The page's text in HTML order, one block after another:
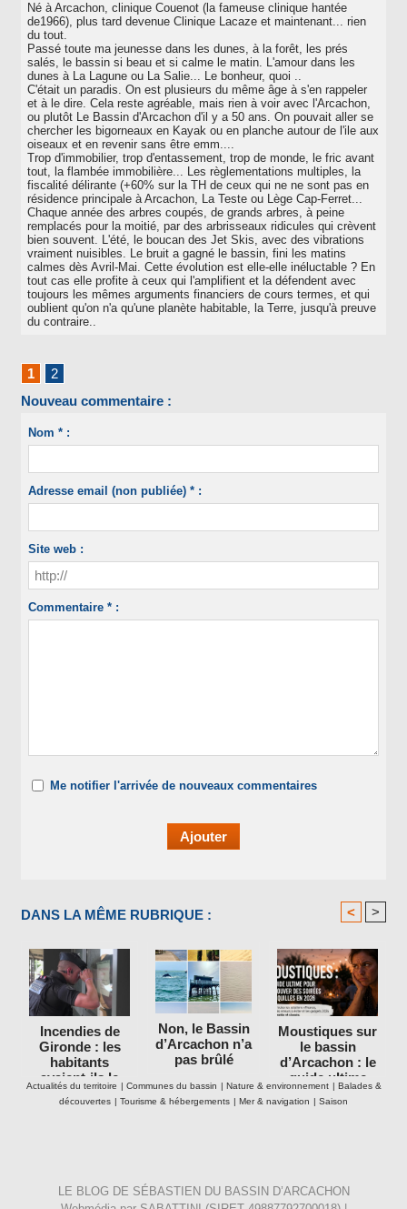
Né à Arcachon, clinique Couenot (la fameuse clinique hantée
de1966), plus tard devenue Clinique Lacaze et maintenant... rien
du tout.
Passé toute ma jeunesse dans les dunes, à la forêt, les prés
salés, le bassin si beau et si calme le matin. L'amour dans les
dunes à La Lagune ou La Salie... Le bonheur, quoi ..
C'était un paradis. On est plusieurs du même âge à s'en rappeler
et à le dire. Cela reste agréable, mais rien à voir avec l'Arcachon,
ou plutôt Le Bassin d'Arcachon d'il y a 50 ans. On pouvait aller se
chercher les bigorneaux en Kayak ou en planche autour de l'ile aux
oiseaux et en revenir sans être emm....
Trop d'immobilier, trop d'entassement, trop de monde, le fric avant
tout, la flambée immobilière... Les règlementations multiples, la
fiscalité délirante (+60% sur la TH de ceux qui ne ne sont pas en
résidence principale à Arcachon, La Teste ou Lège Cap-Ferret...
Chaque année des arbres coupés, de grands arbres, à peine
remplacés pour la moitié, par des arbrisseaux ridicules qui crèvent
bien souvent. L'été, le boucan des Jet Skis, avec des vibrations
vraiment nuisibles. Le bruit a gagné le bassin, fini les matins
calmes dès Avril-Mai. Cette évolution est elle-elle inéluctable ? En
tout cas elle profite à ceux qui l'amplifient et la défendent avec
toujours les mêmes arguments financiers de cours termes, et qui
oublient qu'on n'a qu'une planète habitable, la Terre, jusqu'à preuve
du contraire..
1
2
Nouveau commentaire :
Nom * :
Adresse email (non publiée) * :
Site web :
Commentaire * :
Me notifier l'arrivée de nouveaux commentaires
DANS LA MÊME RUBRIQUE : < >
Incendies de
Gironde : les
habitants
avaient-ils le
droit de rester
dans leurs
Non, le Bassin
d’Arcachon n’a
pas brûlé
Moustiques sur
le bassin
d’Arcachon : le
guide ultime
pour retrouver
des soirées
Actualités du territoire | Communes du bassin | Nature & environnement | Balades &
découvertes | Tourisme & hébergements | Mer & navigation | Saison
LE BLOG DE SÉBASTIEN DU BASSIN D’ARCACHON